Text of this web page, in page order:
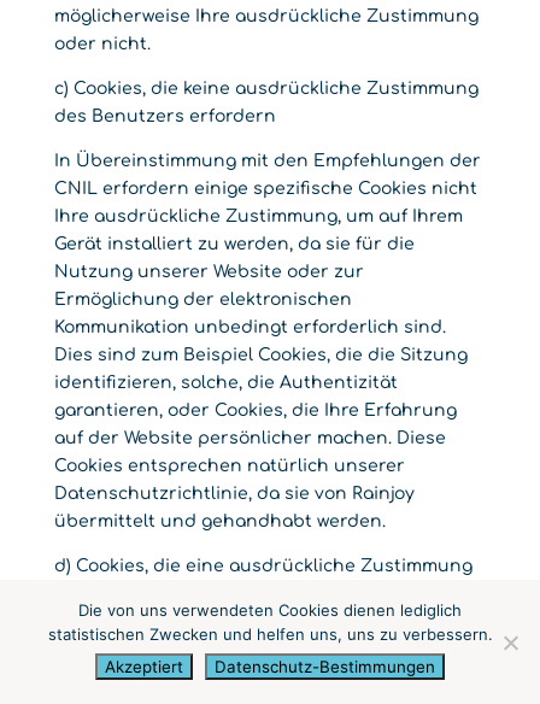
möglicherweise Ihre ausdrückliche Zustimmung
oder nicht.
c) Cookies, die keine ausdrückliche Zustimmung
des Benutzers erfordern
In Übereinstimmung mit den Empfehlungen der
CNIL erfordern einige spezifische Cookies nicht
Ihre ausdrückliche Zustimmung, um auf Ihrem
Gerät installiert zu werden, da sie für die
Nutzung unserer Website oder zur
Ermöglichung der elektronischen
Kommunikation unbedingt erforderlich sind.
Dies sind zum Beispiel Cookies, die die Sitzung
identifizieren, solche, die Authentizität
garantieren, oder Cookies, die Ihre Erfahrung
auf der Website persönlicher machen. Diese
Cookies entsprechen natürlich unserer
Datenschutzrichtlinie, da sie von Rainjoy
übermittelt und gehandhabt werden.
d) Cookies, die eine ausdrückliche Zustimmung
Dabei handelt es sich hauptsächlich um
Cookies, die von Dritten bereitgestellt werden,
Die von uns verwendeten Cookies dienen lediglich
statistischen Zwecken und helfen uns, uns zu verbessern.
Akzeptiert
Datenschutz-Bestimmungen